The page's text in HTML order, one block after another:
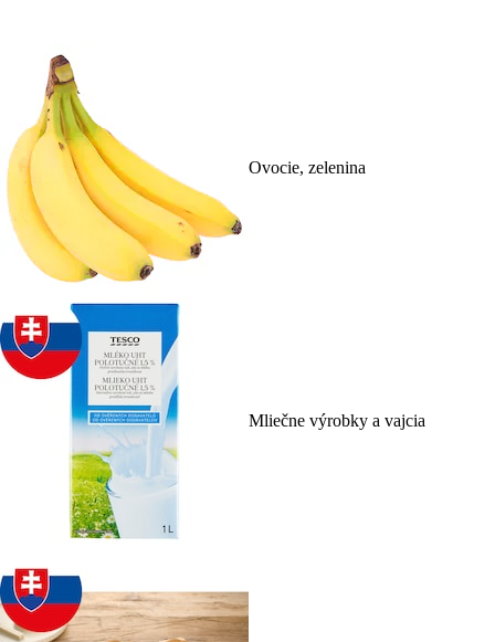
Ovocie, zelenina
Mliečne výrobky a vajcia